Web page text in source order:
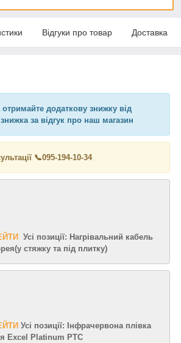
Відгуки про товар Доставка
отримайте додаткову знижку від
за відгук про наш магазин
📞095-194-10-34
Усі позиції: Нагрівальний кабель
стяжку та під плитку)
Усі позиції: Інфрачервона плівка
Excel Platinum PTC